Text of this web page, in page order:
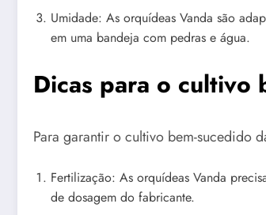
Umidade: As orquídeas Vanda são
em uma bandeja com pedras e água.
Dicas para o cultivo
Para garantir o cultivo bem-sucedido
Fertilização: As orquídeas Vanda
de dosagem do fabricante.